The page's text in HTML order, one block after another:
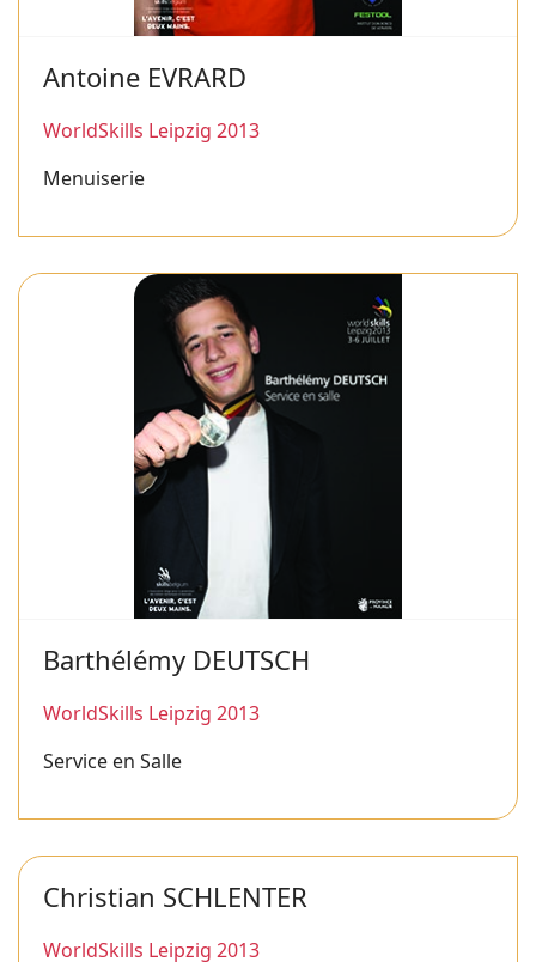
Antoine EVRARD
WorldSkills Leipzig 2013
Menuiserie
Barthélémy DEUTSCH
WorldSkills Leipzig 2013
Service en Salle
Christian SCHLENTER
WorldSkills Leipzig 2013